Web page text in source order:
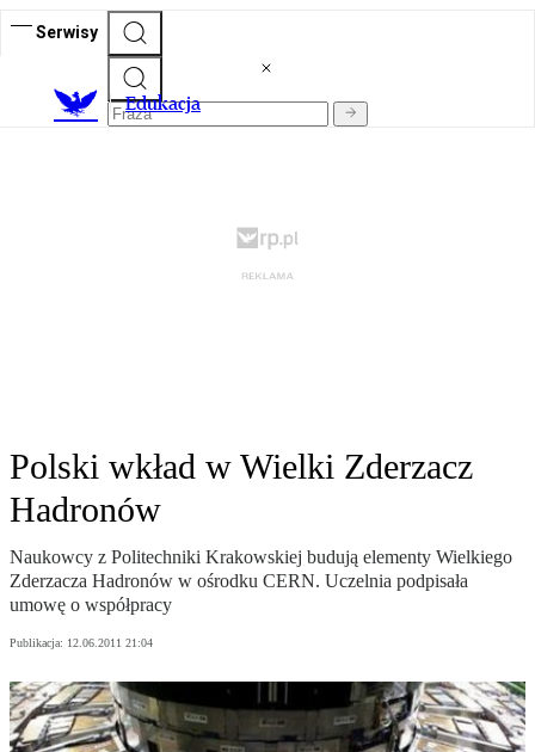
Serwisy
Edukacja
Polski wkład w Wielki Zderzacz
Hadronów
Naukowcy z Politechniki Krakowskiej budują elementy Wielkiego
Zderzacza Hadronów w ośrodku CERN. Uczelnia podpisała
umowę o współpracy
Publikacja: 12.06.2011 21:04